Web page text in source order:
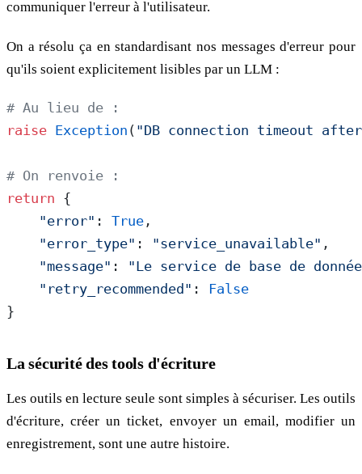
communiquer l'erreur à l'utilisateur.
On a résolu ça en standardisant nos messages d'erreur pour
qu'ils soient explicitement lisibles par un LLM :
# Au lieu de :
raise Exception ( "DB connection timeout
# On renvoie :
return {
    "error"
: True ,
    "error_type"
: "service_unavailable" ,
    "message"
:
"Le service de base de
    "retry_recommended"
:
False
}
La sécurité des tools d'écriture
Les outils en lecture seule sont simples à sécuriser. Les outils
d'écriture, créer un ticket, envoyer un email, modifier un
enregistrement, sont une autre histoire.